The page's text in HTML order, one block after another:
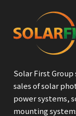
Solar First
sales of solar
power systems,
mounting